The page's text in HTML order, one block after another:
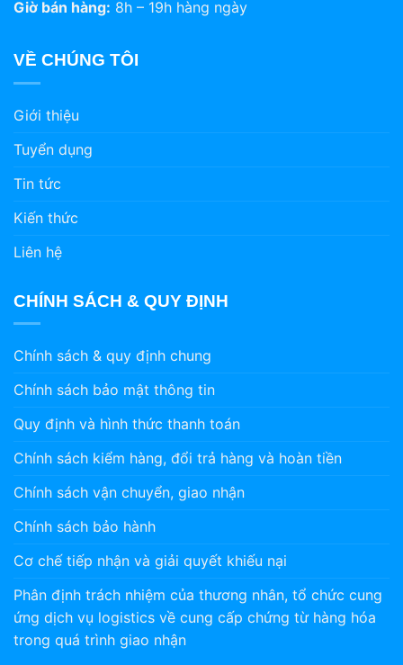
Giờ bán hàng: 8h – 19h hàng ngày
VỀ CHÚNG TÔI
Giới thiệu
Tuyển dụng
Tin tức
Kiến thức
Liên hệ
CHÍNH SÁCH & QUY ĐỊNH
Chính sách & quy định chung
Chính sách bảo mật thông tin
Quy định và hình thức thanh toán
Chính sách kiểm hàng, đổi trả hàng và hoàn tiền
Chính sách vận chuyển, giao nhận
Chính sách bảo hành
Cơ chế tiếp nhận và giải quyết khiếu nại
Phân định trách nhiệm của thương nhân, tổ chức cung
ứng dịch vụ logistics về cung cấp chứng từ hàng hóa
trong quá trình giao nhận